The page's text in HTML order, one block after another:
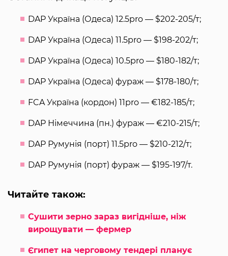
DAP Україна (Одеса) 12.5pro — $202-205/т;
DAP Україна (Одеса) 11.5pro — $198-202/т;
DAP Україна (Одеса) 10.5pro — $180-182/т;
DAP Україна (Одеса) фураж — $178-180/т;
FCA Україна (кордон) 11pro — €182-185/т;
DAP Німеччина (пн.) фураж — €210-215/т;
DAP Румунія (порт) 11.5pro — $210-212/т;
DAP Румунія (порт) фураж — $195-197/т.
Читайте також:
Сушити зерно зараз вигідніше, ніж
вирощувати — фермер
Єгипет на черговому тендері планує